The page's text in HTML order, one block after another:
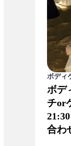
ボディ
ボデ
チor
合わ